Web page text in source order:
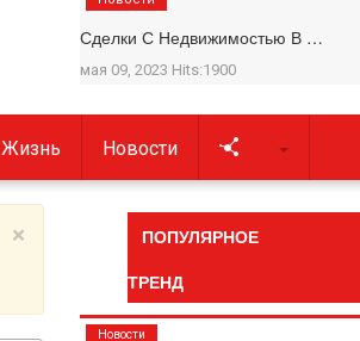
Сделки С Недвижимостью В …
мая 09, 2023 Hits:1900
Жизнь Новости
× ПОПУЛЯРНОЕ
ТРЕНД
Новости